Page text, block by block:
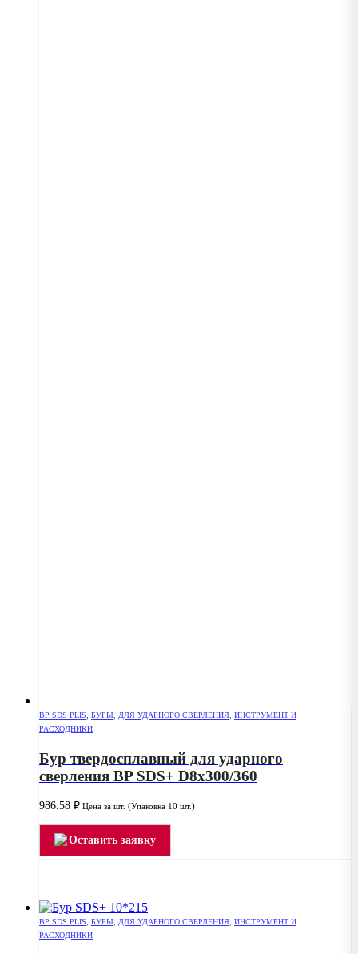
BP SDS PLIS БУРЫ ДЛЯ УДАРНОГО СВЕРЛЕНИЯ ИНСТРУМЕНТ И
РАСХОДНИКИ
Бур твердосплавный для ударного
сверления BP SDS+ D8x300/360
986.58 ₽ Цена за шт. (Упаковка 10 шт.)
Оставить заявку
BP SDS PLIS БУРЫ ДЛЯ УДАРНОГО СВЕРЛЕНИЯ ИНСТРУМЕНТ И
РАСХОДНИКИ